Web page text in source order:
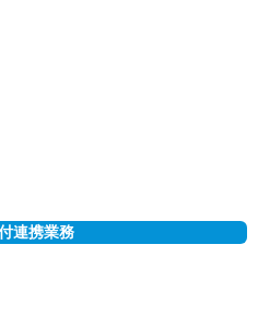
連携業務